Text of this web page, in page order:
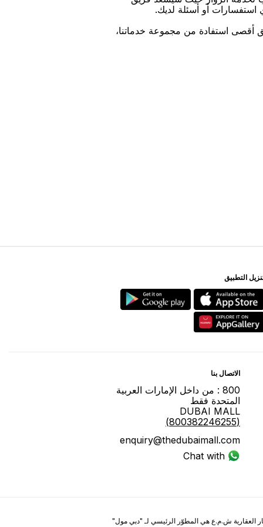
اﺳﺘﻔﺴﺎﺭاﺕ ﺃﻭ ﺃﺳﺌﻠﺔ ﻟﺪﻳﻚ.
ﺃﻗﺼﻰ اﺳﺘﻔﺎﺩﺓ ﻣﻦ ﻣﺠﻤﻮﻋﺔ ﺧﺪﻣﺎﺗﻨﺎ،
اﻟﺘﻄﺒﻴﻖ
اﻻﺗﺼﺎﻝ ﺑﻨﺎ
800 : ﻣﻦ ﺩاﺧﻞ اﻹﻣﺎﺭاﺕ اﻟﻌﺮﺑﻴﺔ
اﻟﻤﺘﺤﺪﺓ ﻓﻘﻂ
DUBAI MALL
(800382246255)
enquiry@thedubaimall.com
Chat with Us
العقارية ش.م.ع هي المطوّر الرئيسي لـ "ﺩﺑﻲ ﻣﻮﻝ"